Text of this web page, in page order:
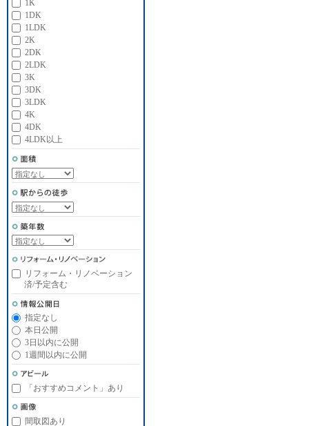
1K
1DK
1LDK
2K
2DK
2LDK
3K
3DK
3LDK
4K
4DK
4LDK以上
リフォーム・リノベーション
済/予定含む
指定なし
本日公開
3日以内に公開
1週間以内に公開
「おすすめコメント」あり
間取図あり